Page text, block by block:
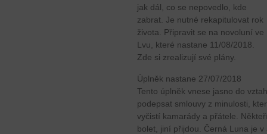
jak dál, co se nepovedlo, kde
zabrat. Je nutné rekapitulovat rok
života. Připravit se na novoluní ve
Lvu, které nastane 11/08/2018.
Zde si zrealizují své plány.
Úplněk nastane 27/07/2018
Tento úplněk vnese jasno do
podepsat smlouvy z minulosti,
vyčistí kamarády a přátele.
bolet, jiní přijdou. Černá Luna je